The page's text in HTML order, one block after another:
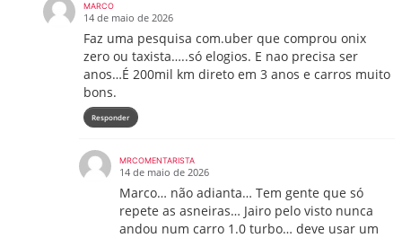
MARCO
14 de maio de 2026
Faz uma pesquisa com.uber que comprou onix
zero ou taxista…..só elogios. E nao precisa ser
anos…É 200mil km direto em 3 anos e carros muito
bons.
Responder
MRCOMENTARISTA
14 de maio de 2026
Marco… não adianta… Tem gente que só
repete as asneiras… Jairo pelo visto nunca
andou num carro 1.0 turbo… deve usar um